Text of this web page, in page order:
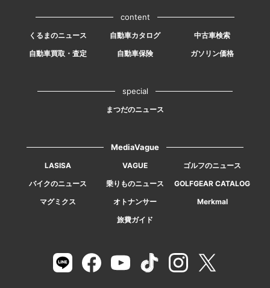
content
くるまのニュース 自動車カタログ
中古車検索
自動車買取・査定
自動車保険 ガソリン価格
special
まつだのニュース
MediaVague
LASISA VAGUE
ゴルフのニュース
バイクのニュース
乗りものニュース
GOLFGEAR CATALOG
マグミクス
オトナンサー
Merkmal
旅費ガイド